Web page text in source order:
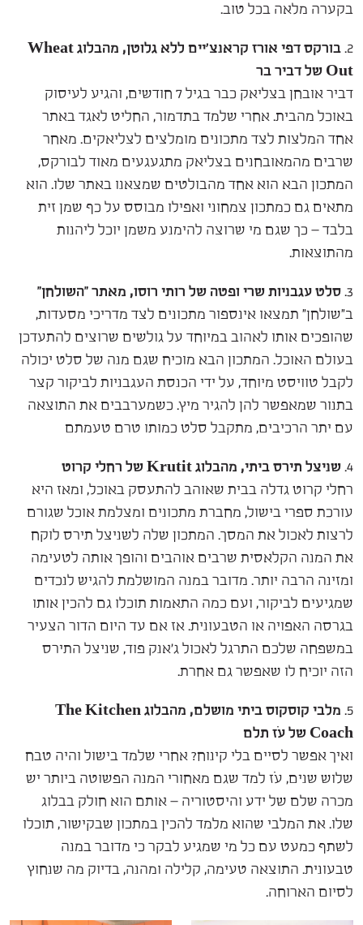
בקערה מלאה בכל טוב.
2. בורקס דפי אורז קראנצ'יים ללא גלוטן, מהבלוג Wheat
Out של דביר בר
דביר אובחן בצליאק כבר בגיל 7 חודשים, והגיע לעיסוק
באוכל מהבית. אחרי שלמד בתדמור, החליט לאגד באתר
אחד המלצות לצד מתכונים מומלצים לצליאקים. מאחר
שרבים מהמאובחנים בצליאק מתגעגעים מאוד לבורקס,
המתכון הבא הוא אחד מהבולטים שמצאנו באתר שלו. הוא
מתאים גם כמתכון צמחוני ואפילו מבוסס על כף שמן זית
בלבד – כך שגם מי שרוצה להימנע משמן יוכל ליהנות
מהתוצאות.
3. סלט עגבניות שרי ופטה של רותי רוסו, מאתר "השולחן"
ב"שולחן" תמצאו אינספור מתכונים לצד מדריכי מסעדות,
שהופכים אותו לאהוב במיוחד על גולשים שרוצים להתעדכן
בעולם האוכל. המתכון הבא מוכיח שגם מנה של סלט יכולה
לקבל טוויסט מיוחד, על ידי הכנסת העגבניות לביקור קצר
בתנור שמאפשר להן להגיר מיץ. כשמערבבים את התוצאה
עם יתר הרכיבים, מתקבל סלט כמותו טרם טעמתם
4. שניצל תירס ביתי, מהבלוג Krutit
של רחלי קרוט
רחלי קרוט גדלה בבית שאוהב להתעסק באוכל, ומאז היא
עורכת ספרי בישול, מחברת מתכונים ומצלמת אוכל שגורם
לרצות לאכול את המסך. המתכון שלה לשניצל תירס לוקח
את המנה הקלאסית שרבים אוהבים והופך אותה לטעימה
ומזינה הרבה יותר. מדובר במנה המושלמת להגיש לנכדים
שמגיעים לביקור, ועם כמה התאמות תוכלו גם להכין אותו
בגרסה האפויה או הטבעונית. אז אם עד היום הדור הצעיר
במשפחה שלכם התרגל לאכול ג'אנק פוד, שניצל התירס
הזה יוכיח לו שאפשר גם אחרת.
5.
מלבי קוסקוס ביתי מושלם, מהבלוג The Kitchen
Coach של עֹז תלם
ואיך אפשר לסיים בלי קינוח? אחרי שלמד בישול והיה טבח
שלוש שנים, עֹז למד שגם מאחורי המנה הפשוטה ביותר יש
מכרה שלם של ידע והיסטוריה – אותם הוא חולק בבלוג
שלו. את המלבי שהוא מלמד להכין במתכון שבקישור, תוכלו
לשתף כמעט עם כל מי שמגיע לבקר כי מדובר במנה
טבעונית. התוצאה טעימה, קלילה ומהנה, בדיוק מה שנחוץ
לסיום הארוחה.